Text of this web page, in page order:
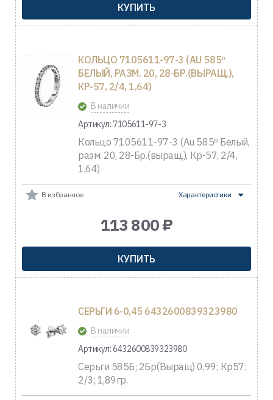
КУПИТЬ
КОЛЬЦО 7105611-97-3 (AU 585º
БЕЛЫЙ, РАЗМ. 20, 28-БР.(ВЫРАЩ.),
КР-57, 2/4, 1,64)
В наличии
Артикул: 7105611-97-3
Кольцо 7105611-97-3 (Au 585º Белый,
разм. 20, 28-Бр.(выращ.), Кр-57, 2/4,
1,64)
В избранное Характеристики
113 800 ₽
КУПИТЬ
СЕРЬГИ 6-0,45 6432600839323980
В наличии
Артикул: 6432600839323980
Серьги 585Б; 2Бр(Выращ) 0,99; Кр57;
2/3; 1,89гр.